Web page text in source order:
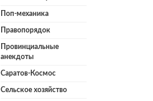
Поп-механика
Правопорядок
Провинциальные
анекдоты
Саратов-Космос
Сельское хозяйство